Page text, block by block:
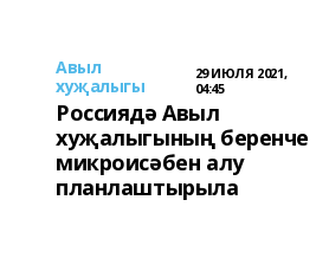
Авыл
хуҗалыгы
29 ИЮЛЯ 2021,
04:45
Россиядә Авыл
хуҗалыгының беренче
микроисәбен алу
планлаштырыла